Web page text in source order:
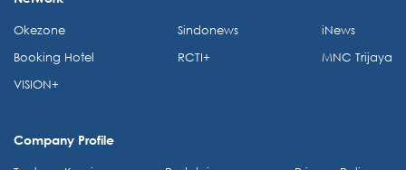
Okezone
Booking Hotel
VISION+
Sindonews
RCTI+
iNews
MNC Trijaya
Company Profile